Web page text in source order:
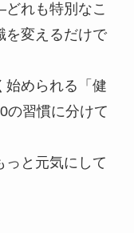
れも特別なこ
を変えるだけで
始められる「健
の習慣に分けて
っと元気にして